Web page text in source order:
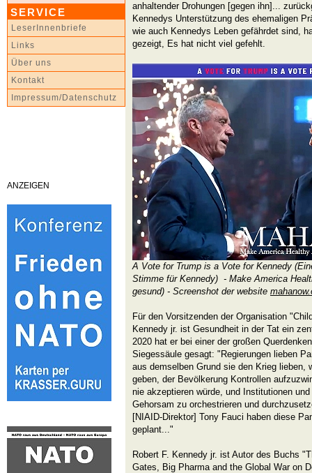
SERVICE
LeserInnenbriefe
Links
Über uns
Kontakt
Impressum/Datenschutz
ANZEIGEN
anhaltender Drohungen [gegen ihn]...
Kennedys Unterstützung des ehemaligen
wie auch Kennedys Leben gefährdet sind,
gezeigt, Es hat nicht viel gefehlt.
A Vote for Trump is a Vote for Kennedy
Stimme für Kennedy) - Make America
gesund) - Screenshot der website
Für den Vorsitzenden der Organisation
Kennedy jr. ist Gesundheit in der Tat ein
2020 hat er bei einer der großen
Siegessäule gesagt: "Regierungen lieben
aus demselben Grund sie den Krieg lieben,
geben, der Bevölkerung Kontrollen
nie akzeptieren würde, und Institutionen
Gehorsam zu orchestrieren und
[NIAID-Direktor] Tony Fauci haben diese
geplant..."
Robert F. Kennedy jr. ist Autor des Buchs
Gates, Big Pharma and the Global War on